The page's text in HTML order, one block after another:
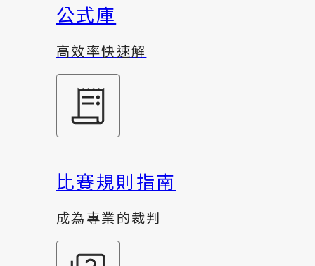
公式庫
高效率快速解
比賽規則指南
成為專業的裁判